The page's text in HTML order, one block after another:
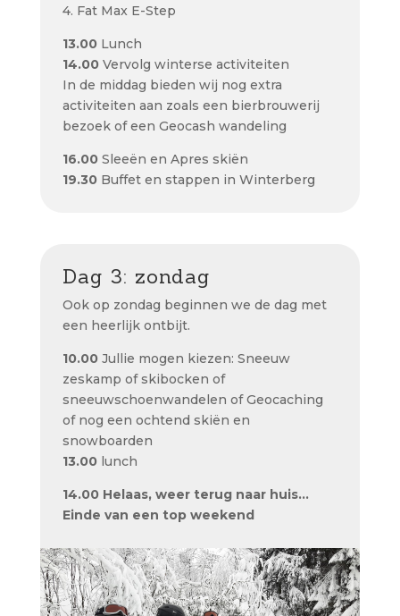
4. Fat Max E-Step
13.00Lunch
14.00Vervolg winterse activiteiten
In de middag bieden wij nog extra
activiteiten aan zoals een bierbrouwerij
bezoek of een Geocash wandeling
16.00Sleeën en Apres skiën
19.30Buffet en stappen in Winterberg
Dag 3: zondag
Ook op zondag beginnen we de dag met
een heerlijk ontbijt.
10.00 Jullie mogen kiezen: Sneeuw
zeskamp of skibocken of
sneeuwschoenwandelen of Geocaching
of nog een ochtend skiën en
snowboarden
13.00lunch
14.00 Helaas, weer terug naar huis…
Einde van een top weekend